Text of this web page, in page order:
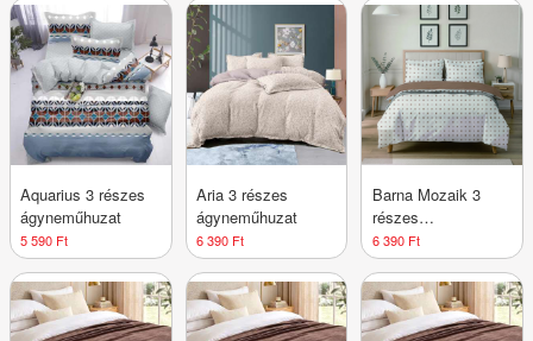
Aquarius 3 részes
ágyneműhuzat
5 590 Ft
Aria 3 részes
ágyneműhuzat
6 390 Ft
Barna Mozaik 3
részes
ágyneműhuzat
6 390 Ft